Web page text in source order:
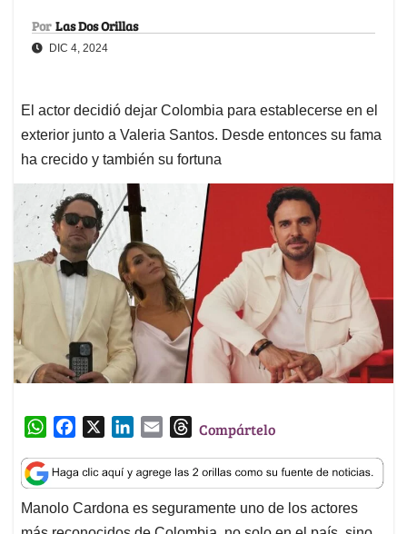
Por Las Dos Orillas
DIC 4, 2024
El actor decidió dejar Colombia para establecerse en el
exterior junto a Valeria Santos. Desde entonces su fama
ha crecido y también su fortuna
W
a
t
s
c
e
b
n
k
e
a
i
l
T
r
e
a
Compártelo
Manolo Cardona es seguramente uno de los actores